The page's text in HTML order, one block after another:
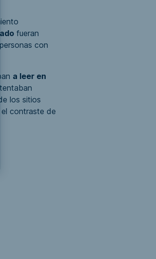
fueran
con
a leer en
los sitios
el contraste de